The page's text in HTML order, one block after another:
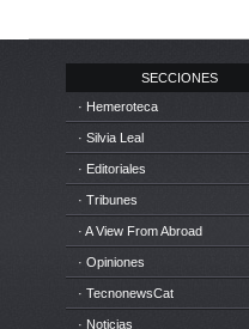
SECCIONES
· Hemeroteca
· Silvia Leal
· Editoriales
· Tribunes
· A View From Abroad
· Opiniones
· TecnonewsCat
· Noticias